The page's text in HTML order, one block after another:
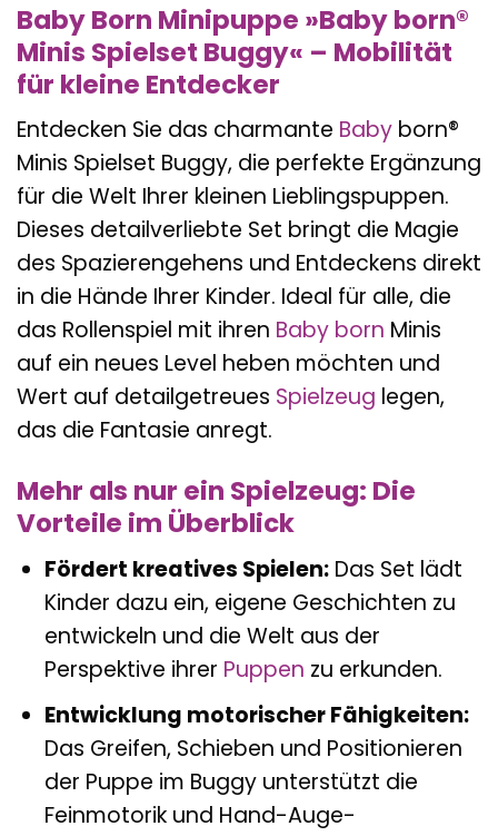
Baby Born Minipuppe »Baby born®
Minis Spielset Buggy« – Mobilität
für kleine Entdecker
Entdecken Sie das charmante Baby born®
Minis Spielset Buggy, die perfekte Ergänzung
für die Welt Ihrer kleinen Lieblingspuppen.
Dieses detailverliebte Set bringt die Magie
des Spazierengehens und Entdeckens direkt
in die Hände Ihrer Kinder. Ideal für alle, die
das Rollenspiel mit ihren Baby born Minis
auf ein neues Level heben möchten und
Wert auf detailgetreues Spielzeug legen,
das die Fantasie anregt.
Mehr als nur ein Spielzeug: Die
Vorteile im Überblick
Fördert kreatives Spielen:Das Set lädt
Kinder dazu ein, eigene Geschichten zu
entwickeln und die Welt aus der
Perspektive ihrer Puppen zu erkunden.
Entwicklung motorischer Fähigkeiten:
Das Greifen, Schieben und Positionieren
der Puppe im Buggy unterstützt die
Feinmotorik und Hand-Auge-